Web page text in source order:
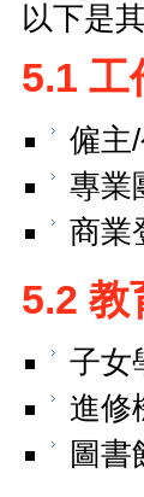
以下是
5.1 工
僱主
專業
商業
5.2 教
子女
進修
圖書